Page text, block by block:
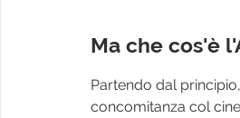
Ma che cos'è
Partendo dal
concomitanza col